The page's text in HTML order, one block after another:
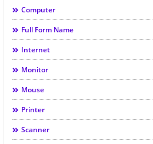
Computer
Full Form Name
Internet
Monitor
Mouse
Printer
Scanner